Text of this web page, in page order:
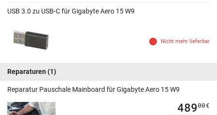
USB 3.0 zu USB-C für Gigabyte Aero 15 W9
Nicht mehr lieferbar
Reparaturen (1)
Reparatur Pauschale Mainboard für Gigabyte Aero 15 W9
48900€